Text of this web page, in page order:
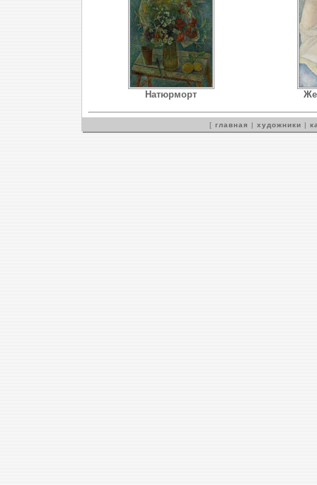
Натюрморт
[ главная | художники |